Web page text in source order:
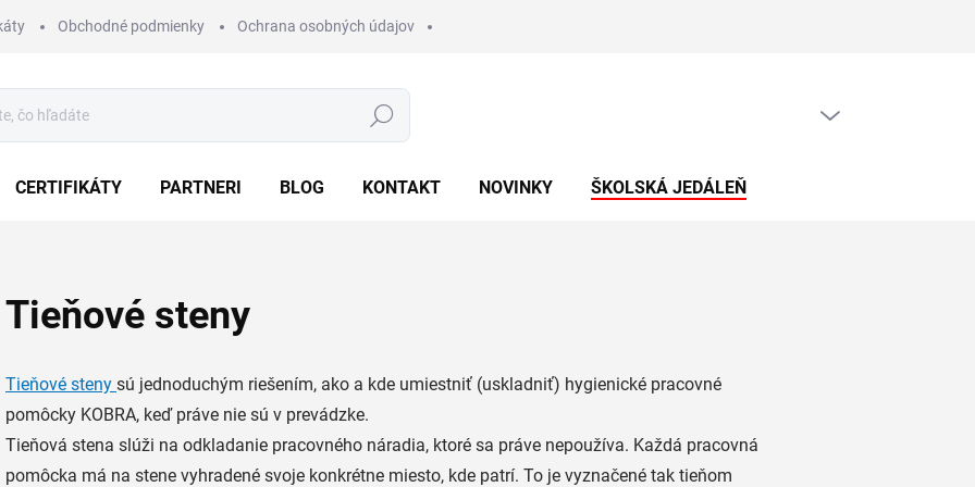
Obchodné podmienky Ochrana osobných údajov
Hľadať
CERTIFIKÁTY PARTNERI BLOG KONTAKT NOVINKY ŠKOLSKÁ JEDÁLEŇ
Tieňové steny
Tieňové steny sú jednoduchým riešením, ako a kde umiestniť (uskladniť) hygienické pracovné
pomôcky KOBRA, keď práve nie sú v prevádzke.
Tieňová stena slúži na odkladanie pracovného náradia, ktoré sa práve nepoužíva. Každá pracovná
pomôcka má na stene vyhradené svoje konkrétne miesto, kde patrí. To je vyznačené tak tieňom